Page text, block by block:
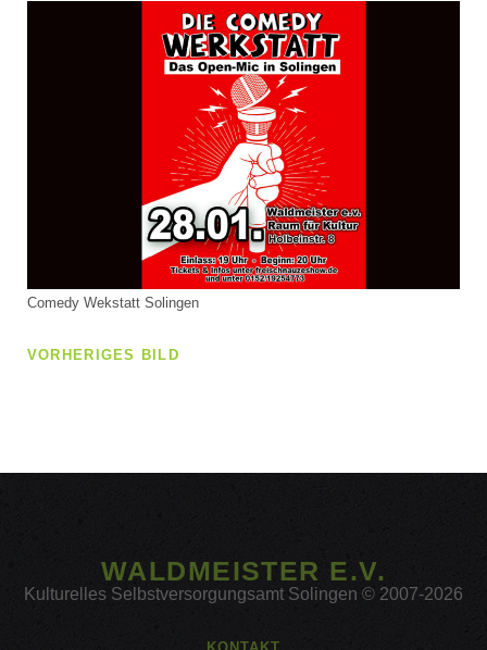
Comedy Wekstatt Solingen
VORHERIGES BILD
WALDMEISTER E.V.
Kulturelles Selbstversorgungsamt Solingen © 2007-2026